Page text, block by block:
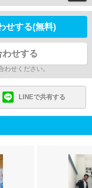
せする(無料)
わせする
せください。
LINEで共有する